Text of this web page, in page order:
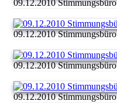
09.12.2010 Stimmungsbüro
09.12.2010 Stimmungsbüro
09.12.2010 Stimmungsbüro
09.12.2010 Stimmungsbüro